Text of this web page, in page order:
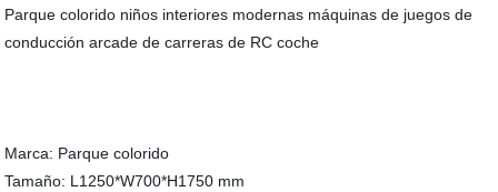
Parque colorido niños interiores modernas máquinas de juegos de
conducción arcade de carreras de RC coche
Marca: Parque colorido
Tamaño: L1250*W700*H1750 mm